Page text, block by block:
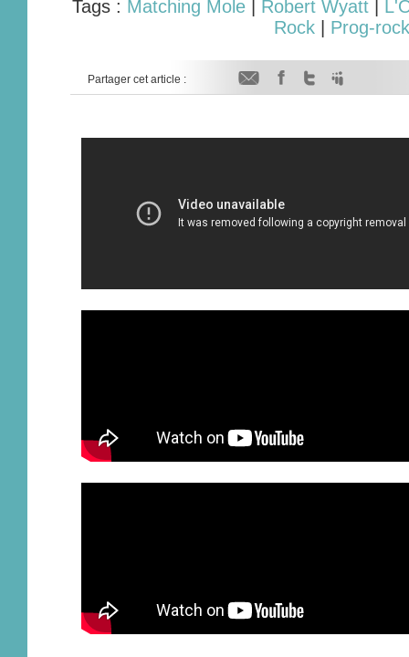
Tags : Matching Mole| Robert Wyatt|
Rock| Prog-rock
Partager cet article :